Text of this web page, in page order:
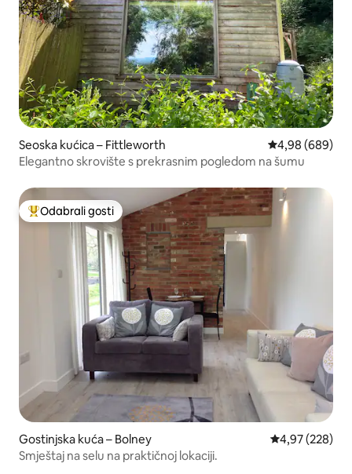
Seoska kućica – Fittleworth Prosječna
4,98 (689)
Elegantno skrovište s prekrasnim pogledom na šumu
Među najviše rangiranima s oznakom „Odabrali gosti”
Odabrali gosti
Gostinjska kuća – Bolney Prosječna
4,97 (228)
Smještaj na selu na praktičnoj lokaciji.